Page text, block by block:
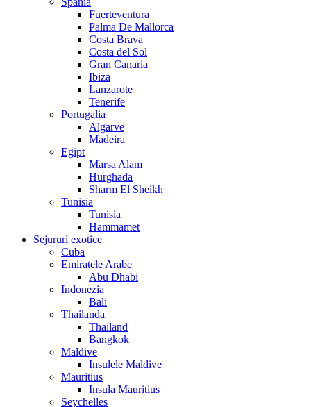
Fuerteventura
Palma De Mallorca
Costa Brava
Costa del Sol
Gran Canaria
Ibiza
Lanzarote
Tenerife
Portugalia
Algarve
Madeira
Egipt
Marsa Alam
Hurghada
Sharm El Sheikh
Tunisia
Tunisia
Hammamet
Sejururi exotice
Cuba
Emiratele Arabe
Abu Dhabi
Indonezia
Bali
Thailanda
Thailand
Bangkok
Maldive
Insulele Maldive
Mauritius
Insula Mauritius
Seychelles